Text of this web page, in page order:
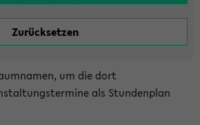
um die dort
als Stundenplan